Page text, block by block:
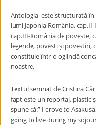
Antologia este structurată în
lumi Japonia-România,
cap.III-România de poveste,
legende, povești și povestiri,
constituie într-o oglindă
noastre.
Textul semnat de Cristina
fapt este un reportaj, plastic
spune că:” I drove to
going to live during my